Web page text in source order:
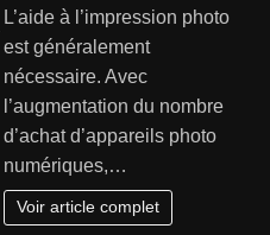
L’aide à l’impression photo
est généralement
nécessaire. Avec
l’augmentation du nombre
d’achat d’appareils photo
numériques,…
Voir article complet